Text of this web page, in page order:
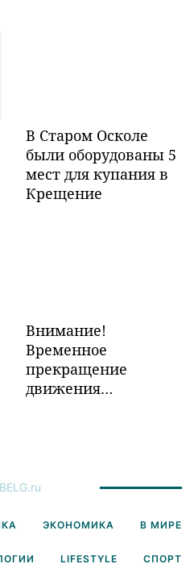
В Старом Осколе
были оборудованы 5
мест для купания в
Крещение
Внимание!
Временное
прекращение
движения
ЭКОНОМИКА В МИРЕ
LIFESTYLE СПОРТ